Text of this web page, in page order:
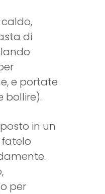
di
e portate
bollire).
in un
fatelo
per